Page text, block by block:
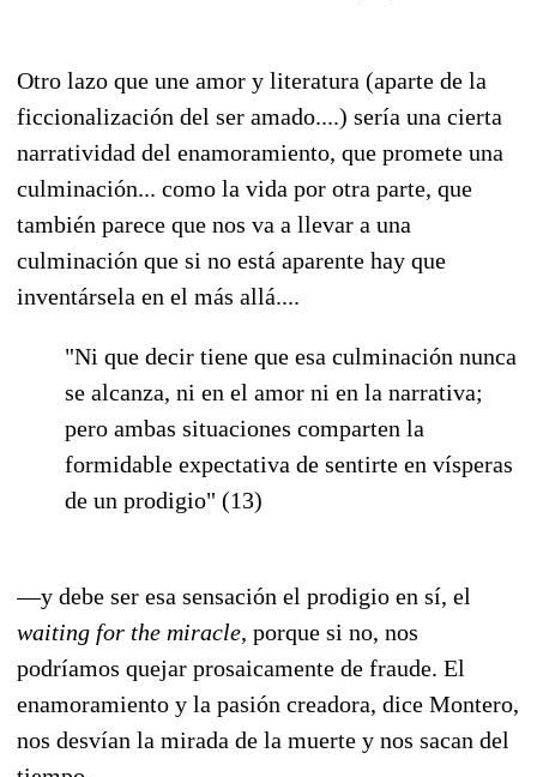
Otro lazo que une amor y literatura (aparte de la
ficcionalización del ser amado....) sería una cierta
narratividad del enamoramiento, que promete una
culminación... como la vida por otra parte, que
también parece que nos va a llevar a una
culminación que si no está aparente hay que
inventársela en el más allá....
"Ni que decir tiene que esa culminación nunca
se alcanza, ni en el amor ni en la narrativa;
pero ambas situaciones comparten la
formidable expectativa de sentirte en vísperas
de un prodigio" (13)
—y debe ser esa sensación el prodigio en sí, el
waiting for the miracle, porque si no, nos
podríamos quejar prosaicamente de fraude. El
enamoramiento y la pasión creadora, dice Montero,
nos desvían la mirada de la muerte y nos sacan del